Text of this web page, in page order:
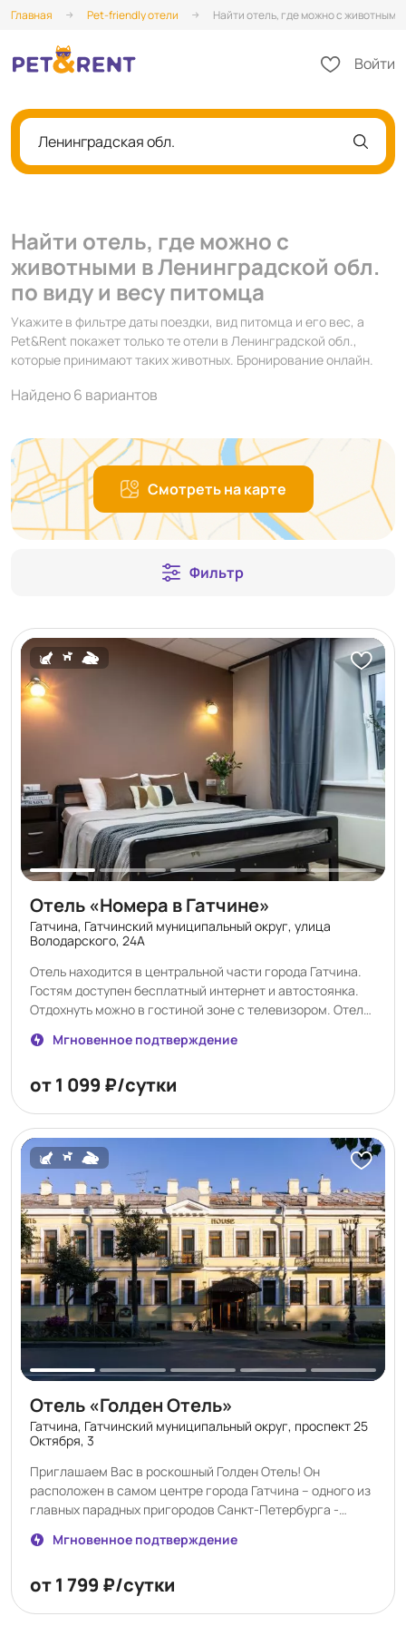
Главная Pet-friendly отели Найти отель, где можно с
Войти
Ленинградская обл.
Найти отель, где можно с
животными в Ленинградской обл.
по виду и весу питомца
Укажите в фильтре даты поездки, вид питомца и его вес, а
Pet&Rent покажет только те отели в Ленинградской обл.,
которые принимают таких животных. Бронирование онлайн.
Найдено 6 вариантов
Смотреть на карте
Фильтр
Отель «Номера в Гатчине»
Гатчина, Гатчинский муниципальный округ, улица
Володарского, 24А
Отель находится в центральной части города Гатчина.
Гостям доступен бесплатный интернет и автостоянка.
Отдохнуть можно в гостиной зоне с телевизором. Отель
Все категории оформлены в классическом стиле и
техникой. В шаговой доступности работают различные
распоряжении постояльцев общая кухня с
холодильником, микроволновой печью и стиральной
машиной. Приветливые сотрудники круглосуточной
стойки регистрации помогут решить любой возникший
вопрос. «Номера в Гатчине» предлагает доступное
удобство. В распоряжении гостей: • Круглосуточная
стойка регистрации, чтобы вы могли въехать и выехать в
любое время. • Бесплатный Wi-Fi на всей территории —
вы всегда на связи.
Мгновенное подтверждение
от 1 099 ₽/сутки
Отель «Голден Отель»
Гатчина, Гатчинский муниципальный округ, проспект 25
Октября, 3
Приглашаем Вас в роскошный Голден Отель! Он
расположен в самом центре города Гатчина – одного из
главных парадных пригородов Санкт-Петербурга -
являющееся памятником архитектуры второй половины
Архитектура отеля гармонично сочетает традиции
Мгновенное подтверждение
от 1 799 ₽/сутки